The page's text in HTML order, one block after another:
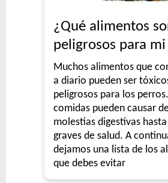
¿Qué alimentos
peligrosos para
Muchos alimentos que
a diario pueden ser
peligrosos para los
comidas pueden causar
molestias digestivas
graves de salud. A
dejamos una lista de los
que debes evitar